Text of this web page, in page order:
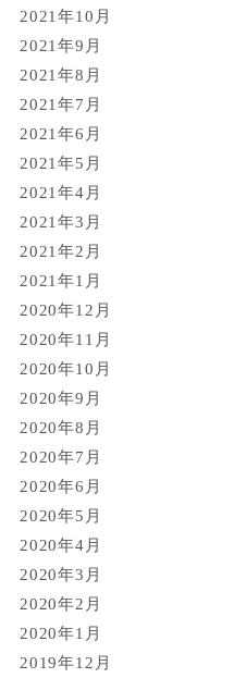
2021年10月
2021年9月
2021年8月
2021年7月
2021年6月
2021年5月
2021年4月
2021年3月
2021年2月
2021年1月
2020年12月
2020年11月
2020年10月
2020年9月
2020年8月
2020年7月
2020年6月
2020年5月
2020年4月
2020年3月
2020年2月
2020年1月
2019年12月